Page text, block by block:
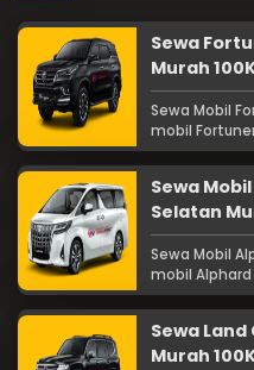
Sewa
Murah
Sewa Mobil
mobil
Sewa
Selatan
Sewa Mobil
mobil Alphard
Sewa
Murah